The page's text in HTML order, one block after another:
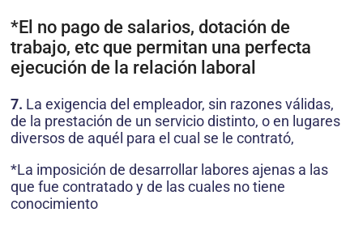
*El no pago de salarios, dotación de
trabajo, etc que permitan una perfecta
ejecución de la relación laboral
7. La exigencia del empleador, sin razones válidas,
de la prestación de un servicio distinto, o en lugares
diversos de aquél para el cual se le contrató,
*La imposición de desarrollar labores ajenas a las
que fue contratado y de las cuales no tiene
conocimiento